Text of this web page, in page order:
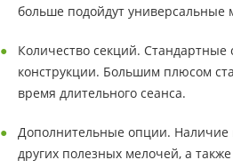
больше подойдут универсальные
Количество секций. Стандартные
конструкции. Большим плюсом
время длительного сеанса.
Дополнительные опции. Наличие
других полезных мелочей, а